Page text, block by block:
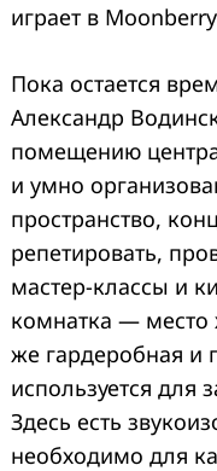
играет в
Пока остается
Александр
помещению
и умно
пространство,
репетировать,
мастер-классы и
комнатка — место
же гардеробная и
используется для
Здесь есть
необходимо для